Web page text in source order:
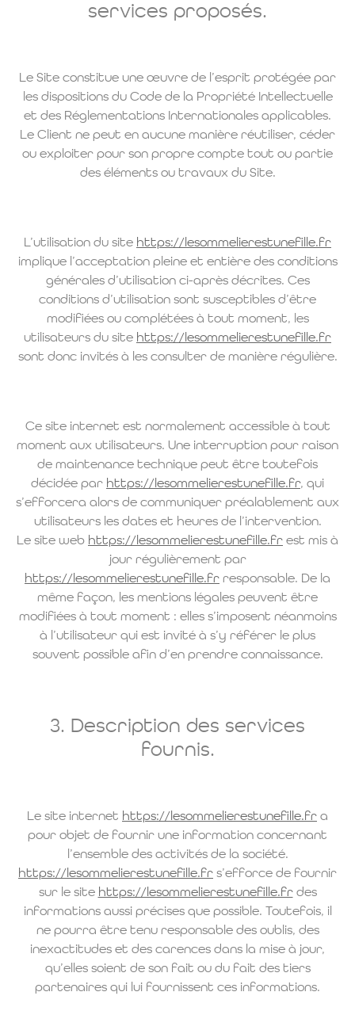
services proposés.
Le Site constitue une œuvre de l’esprit protégée par
les dispositions du Code de la Propriété Intellectuelle
et des Réglementations Internationales applicables.
Le Client ne peut en aucune manière réutiliser, céder
ou exploiter pour son propre compte tout ou partie
des éléments ou travaux du Site.
L’utilisation du site https://lesommelierestunefille.fr
implique l’acceptation pleine et entière des conditions
générales d’utilisation ci-après décrites. Ces
conditions d’utilisation sont susceptibles d’être
modifiées ou complétées à tout moment, les
utilisateurs du site https://lesommelierestunefille.fr
sont donc invités à les consulter de manière régulière.
Ce site internet est normalement accessible à tout
moment aux utilisateurs. Une interruption pour raison
de maintenance technique peut être toutefois
décidée par https://lesommelierestunefille.fr, qui
s’efforcera alors de communiquer préalablement aux
utilisateurs les dates et heures de l’intervention.
Le site web https://lesommelierestunefille.fr est mis à
jour régulièrement par
https://lesommelierestunefille.fr responsable. De la
même façon, les mentions légales peuvent être
modifiées à tout moment : elles s’imposent néanmoins
à l’utilisateur qui est invité à s’y référer le plus
souvent possible afin d’en prendre connaissance.
3. Description des services
fournis.
Le site internet https://lesommelierestunefille.fr a
pour objet de fournir une information concernant
l’ensemble des activités de la société.
https://lesommelierestunefille.fr s’efforce de fournir
sur le site https://lesommelierestunefille.frdes
informations aussi précises que possible. Toutefois, il
ne pourra être tenu responsable des oublis, des
inexactitudes et des carences dans la mise à jour,
qu’elles soient de son fait ou du fait des tiers
partenaires qui lui fournissent ces informations.